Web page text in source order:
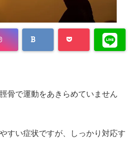
骨で運動をあきらめていません
すい症状ですが、しっかり対応す